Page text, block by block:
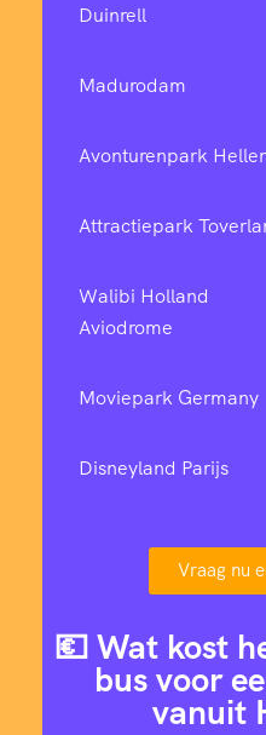
Duinrell
Madurodam
Avonturenpark
Attractiepark
Walibi Holland
Aviodrome
Moviepark Germany
Disneyland Parijs
Vraag nu
💶 Wat kost
bus voor
vanuit